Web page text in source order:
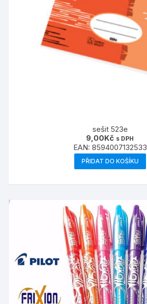
sešit 523e
9,00Kč s DPH
EAN: 8594007132533
PŘIDAT DO KOŠÍKU